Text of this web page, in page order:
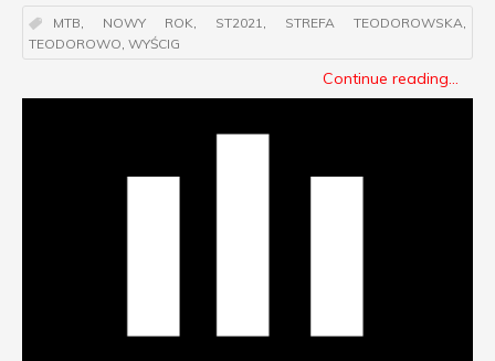
MTB, NOWY ROK, ST2021, STREFA TEODOROWSKA,
TEODOROWO, WYŚCIG
Continue reading...